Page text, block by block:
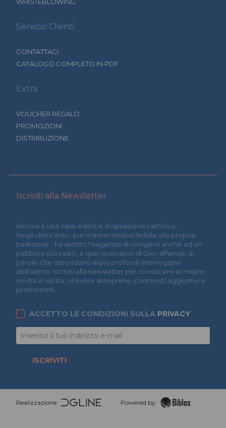
Servizio Clienti
CONTATTACI
CATALOGO COMPLETO IN PDF
Extra
VOUCHER REGALO
PROMOZIONI
DISTRIBUZIONE
Iscriviti alla Newsletter
Àncora è una casa editrice d'ispirazione cattolica.
Negli ultimi anni - pur mantenendosi fedele alla propria
tradizione - ha sentito l'esigenza di rivolgersi anche ad un
pubblico più vasto, a quei «cercatori di Dio» affamati di
parole che rispondano ai più profondi interrogativi
dell'uomo. Iscriviti alla newsletter per conoscere le nostre
novità in uscita, ricevere anteprime, contenuti aggiuntivi e
promozioni.
ACCETTO LE CONDIZIONI SULLA PRIVACY
ISCRIVITI
Realizzazione: Powered by: